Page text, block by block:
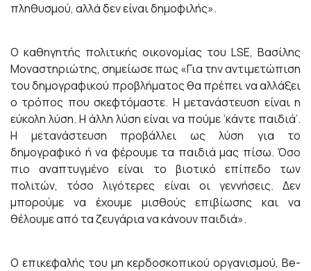
πληθυσμού, αλλά δεν είναι δημοφιλής».
Ο καθηγητής πολιτικής οικονομίας του LSE, Βασίλης
Μοναστηριώτης, σημείωσε πως «Για την αντιμετώπιση
του δημογραφικού προβλήματος θα πρέπει να αλλάξει
ο τρόπος που σκεφτόμαστε. Η μετανάστευση είναι η
εύκολη λύση. Η άλλη λύση είναι να πούμε ‘κάντε παιδιά’.
Η μετανάστευση προβάλλει ως λύση για το
δημογραφικό ή να φέρουμε τα παιδιά μας πίσω. Όσο
πιο αναπτυγμένο είναι το βιοτικό επίπεδο των
πολιτών, τόσο λιγότερες είναι οι γεννήσεις. Δεν
μπορούμε να έχουμε μισθούς επιβίωσης και να
θέλουμε από τα ζευγάρια να κάνουν παιδιά».
Ο επικεφαλής του μη κερδοσκοπικού οργανισμού, Be-